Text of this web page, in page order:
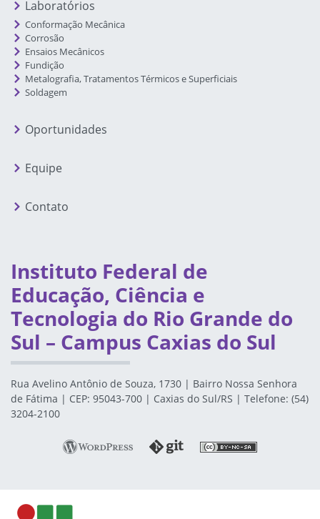
Laboratórios
Conformação Mecânica
Corrosão
Ensaios Mecânicos
Fundição
Metalografia, Tratamentos Térmicos e Superficiais
Soldagem
Oportunidades
Equipe
Contato
Instituto Federal de
Educação, Ciência e
Tecnologia do Rio Grande do
Sul – Campus Caxias do Sul
Rua Avelino Antônio de Souza, 1730 | Bairro Nossa Senhora
de Fátima | CEP: 95043-700 | Caxias do Sul/RS | Telefone: (54)
3204-2100